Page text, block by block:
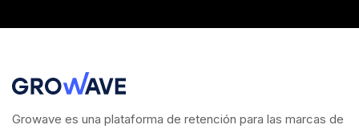
Growave es una plataforma de retención para las marcas de